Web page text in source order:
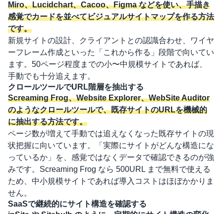
Miro、Lucidchart、Cacoo、Figma などを使い、手描き
感覚でカードを並べてビジュアルサイトマップを作る方法
です。
新規サイトの設計、クライアントとの認識合わせ、ワイヤ
ーフレーム作成といった「これから作る」段階で向いてい
ます。50ページ程度までの小〜中規模サイトであれば、
手動でも十分追えます。
クロールツールでURL階層を抽出する
Screaming Frog、Website Explorer、WebSite Auditor
のようなクロールツールで、既存サイトのURLを機械的
に抽出する方法です。
ページ数が増えて手動では追えなくなった既存サイトの現
状把握に向いています。「実際にサイトがどんな構造にな
っているか」を、感覚ではなくデータで確認できるのが強
みです。Screaming Frog なら 500URL まで無料で使える
ため、中小規模サイトであれば導入コストはほぼかかりま
せん。
SaaSで継続的にサイト構造を確認する